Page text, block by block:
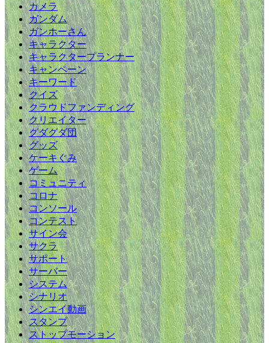
カメラ
ガンダム
ガンホーさん
キャラクター
キャラクタープランナー
キャンペーン
キーワード
クイズ
クラウドファンディング
クリエイター
グダグダ団
グッズ
ケーキぐみ
ゲーム
コミュニティ
コロナ
コンソール
コンテスト
サイン会
サクラ
サポート
サーバー
システム
シナリオ
シンエイ動画
スタンプ
ストップモーション